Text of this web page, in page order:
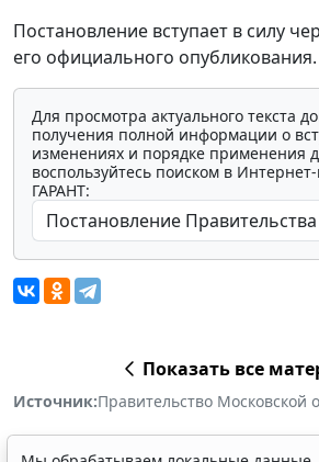
Постановление вступает в силу
его официального опубликования.
Для просмотра актуального текста
получения полной информации о
изменениях и порядке применения
воспользуйтесь поиском в
ГАРАНТ:
Показать все
Источник:Правительство Московской